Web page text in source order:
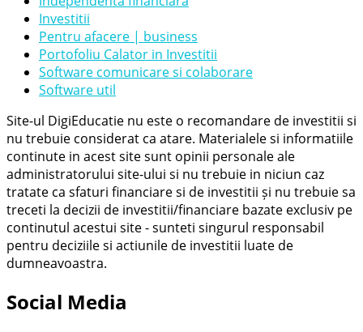
Investitii
Pentru afacere | business
Portofoliu Calator in Investitii
Software comunicare si colaborare
Software util
Site-ul DigiEducatie nu este o recomandare de investitii si
nu trebuie considerat ca atare. Materialele si informatiile
continute in acest site sunt opinii personale ale
administratorului site-ului si nu trebuie in niciun caz
tratate ca sfaturi financiare si de investitii și nu trebuie sa
treceti la decizii de investitii/financiare bazate exclusiv pe
continutul acestui site - sunteti singurul responsabil
pentru deciziile si actiunile de investitii luate de
dumneavoastra.
Social Media